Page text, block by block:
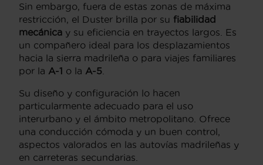
Sin embargo, fuera de estas zonas de máxima
restricción, el Duster brilla por su fiabilidad
mecánica y su eficiencia en trayectos largos. Es
un compañero ideal para los desplazamientos
hacia la sierra madrileña o para viajes familiares
por la A-1 o la A-5
Su diseño y configuración lo hacen
particularmente adecuado para el uso
interurbano y el ámbito metropolitano. Ofrece
una conducción cómoda y un buen control,
aspectos valorados en las autovías madrileñas y
en carreteras secundarias.